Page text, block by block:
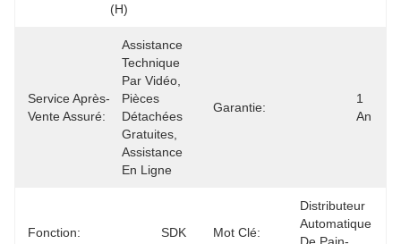
(H)
Service Après-
Vente Assuré:
Assistance
Technique
Par Vidéo,
Pièces
Détachées
Gratuites,
Assistance
En Ligne
Garantie:
1
An
Fonction: SDK Mot Clé:
Distributeur
Automatique